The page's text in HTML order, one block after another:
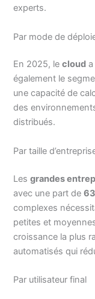
experts.
Par mode de
En 2025, lecloud
également le
une capacité de
des
distribués.
Par taille
Lesgrandes
avec une part de
complexes
petites et
croissance la plus
automatisés qui
Par utilisateur final